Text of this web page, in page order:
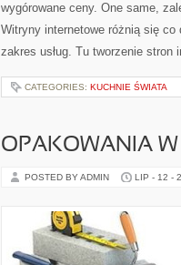
wygórowane ceny. One same,
Witryny internetowe różnią się
zakres usług. Tu tworzenie
CATEGORIES: KUCHNIE ŚWIATA
OPAKOWANIA
POSTED BY ADMIN LIP - 12 -